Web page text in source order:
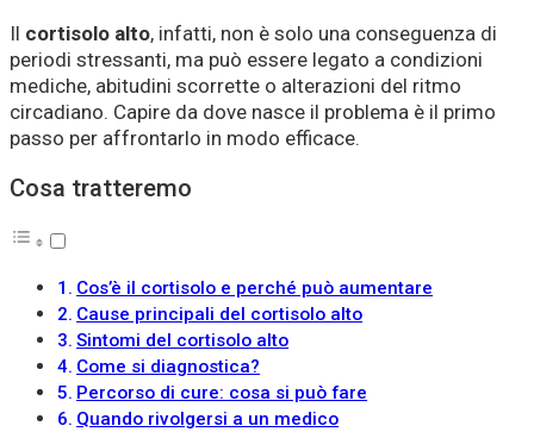
Il cortisolo alto, infatti, non è solo una conseguenza di
periodi stressanti, ma può essere legato a condizioni
mediche, abitudini scorrette o alterazioni del ritmo
circadiano. Capire da dove nasce il problema è il primo
passo per affrontarlo in modo efficace.
Cosa tratteremo
Cos’è il cortisolo e perché può aumentare
Cause principali del cortisolo alto
Sintomi del cortisolo alto
Come si diagnostica?
Percorso di cure: cosa si può fare
Quando rivolgersi a un medico